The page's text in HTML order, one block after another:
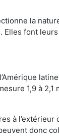
la
font
1,9 à
à
donc